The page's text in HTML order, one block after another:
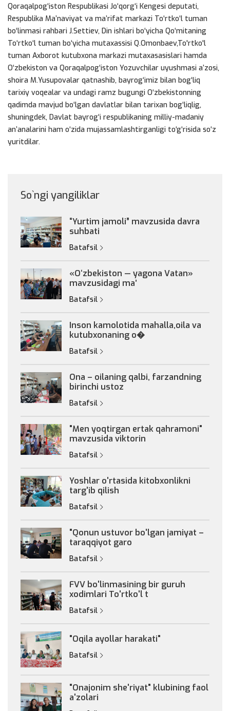
Qoraqalpog‘iston Respublikasi Jo‘qorg‘i Kengesi deputati,
Respublika Ma’naviyat va ma’rifat markazi To‘rtko‘l tuman
bo‘linmasi rahbari J.Settiev, Din ishlari bo‘yicha Qo‘mitaning
To‘rtko‘l tuman bo‘yicha mutaxassisi Q.Omonbaev,To'rtko'l
tuman Axborot kutubxona markazi mutaxasasislari hamda
O‘zbekiston va Qoraqalpog‘iston Yozuvchilar uyushmasi a’zosi,
shoira M.Yusupovalar qatnashib, bayrog‘imiz bilan bog‘liq
tarixiy voqealar va undagi ramz bugungi O‘zbekistonning
qadimda mavjud bo‘lgan davlatlar bilan tarixan bog‘liqlig,
shuningdek, Davlat bayrog‘i respublikaning milliy-madaniy
an’analarini ham o‘zida mujassamlashtirganligi to‘g‘risida so‘z
yuritdilar.
So`ngi yangiliklar
“Yurtim jamoli” mavzusida davra
suhbati
Batafsil
«Oʻzbekiston — yagona Vatan»
mavzusidagi maʼ
Batafsil
Inson kamolotida mahalla,oila va
kutubxonaning o�
Batafsil
Ona – oilaning qalbi, farzandning
birinchi ustoz
Batafsil
"Men yoqtirgan ertak qahramoni"
mavzusida viktorin
Batafsil
Yoshlar o'rtasida kitobxonlikni
targ'ib qilish
Batafsil
"Qonun ustuvor bo'lgan jamiyat –
taraqqiyot garo
Batafsil
FVV bo'linmasining bir guruh
xodimlari To'rtko'l t
Batafsil
"Oqila ayollar harakati"
Batafsil
"Onajonim she'riyat" klubining faol
a'zolari